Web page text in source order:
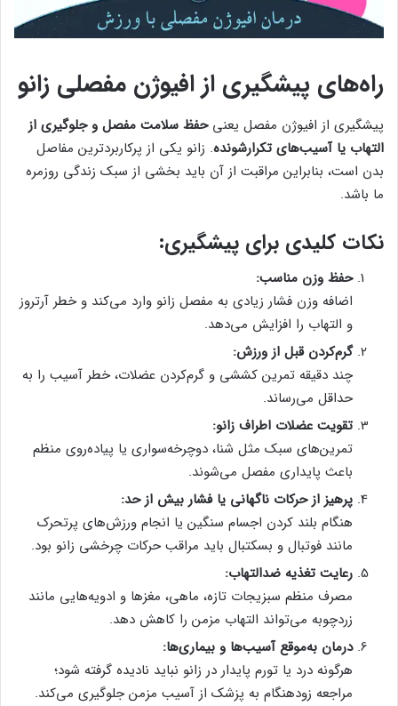
راه‌های پیشگیری از افیوژن مفصلی زانو
پیشگیری از افیوژن مفصل یعنیحفظ سلامت مفصل و جلوگیری از
التهاب یا آسیب‌های تکرارشونده. زانو یکی از پرکاربردترین مفاصل
بدن است، بنابراین مراقبت از آن باید بخشی از سبک زندگی روزمره
ما باشد.
نکات کلیدی برای پیشگیری:
حفظ وزن مناسب:
اضافه وزن فشار زیادی به مفصل زانو وارد می‌کند و خطر آرتروز
و التهاب را افزایش می‌دهد.
گرم‌کردن قبل از ورزش:
چند دقیقه تمرین کششی و گرم‌کردن عضلات، خطر آسیب را به
حداقل می‌رساند.
تقویت عضلات اطراف زانو:
تمرین‌های سبک مثل شنا، دوچرخه‌سواری یا پیاده‌روی منظم
باعث پایداری مفصل می‌شوند.
پرهیز از حرکات ناگهانی یا فشار بیش از حد:
هنگام بلند کردن اجسام سنگین یا انجام ورزش‌های پرتحرک
مانند فوتبال و بسکتبال باید مراقب حرکات چرخشی زانو بود.
رعایت تغذیه ضدالتهاب:
مصرف منظم سبزیجات تازه، ماهی، مغزها و ادویه‌هایی مانند
زردچوبه می‌تواند التهاب مزمن را کاهش دهد.
درمان به‌موقع آسیب‌ها و بیماری‌ها:
هرگونه درد یا تورم پایدار در زانو نباید نادیده گرفته شود؛
مراجعه زودهنگام به پزشک از آسیب مزمن جلوگیری می‌کند.